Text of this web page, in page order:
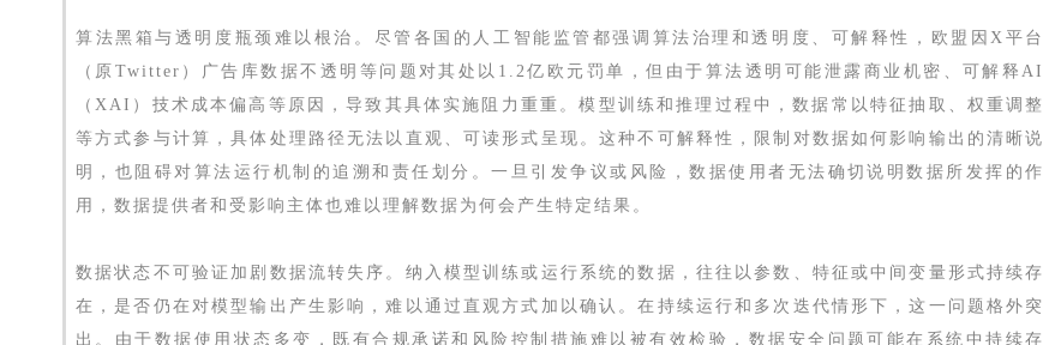
算法黑箱与透明度瓶颈难以根治。尽管各国的人工智能监管都强调算法治理和透明度、可解释性，欧盟因X平台
（原Twitter）广告库数据不透明等问题对其处以‌1.2亿欧元罚单，但由于‌算法透明可能泄露商业机密、可解释AI
（XAI）技术成本偏高等原因，导致其具体实施阻力重重。模型训练和推理过程中，数据常以特征抽取、权重调整
等方式参与计算，具体处理路径无法以直观、可读形式呈现。这种不可解释性，限制对数据如何影响输出的清晰说
明，也阻碍对算法运行机制的追溯和责任划分。一旦引发争议或风险，数据使用者无法确切说明数据所发挥的作
用，数据提供者和受影响主体也难以理解数据为何会产生特定结果。
数据状态不可验证加剧数据流转失序。纳入模型训练或运行系统的数据，往往以参数、特征或中间变量形式持续存
在，是否仍在对模型输出产生影响，难以通过直观方式加以确认。在持续运行和多次迭代情形下，这一问题格外突
出。由于数据使用状态多变，既有合规承诺和风险控制措施难以被有效检验，数据安全问题可能在系统中持续存